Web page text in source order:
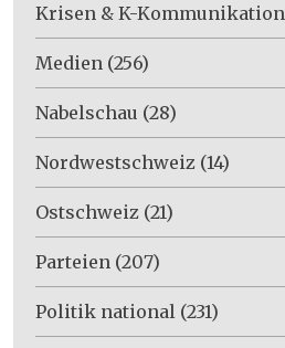
Krisen & K-Kommunikation
Medien (256)
Nabelschau (28)
Nordwestschweiz (14)
Ostschweiz (21)
Parteien (207)
Politik national (231)